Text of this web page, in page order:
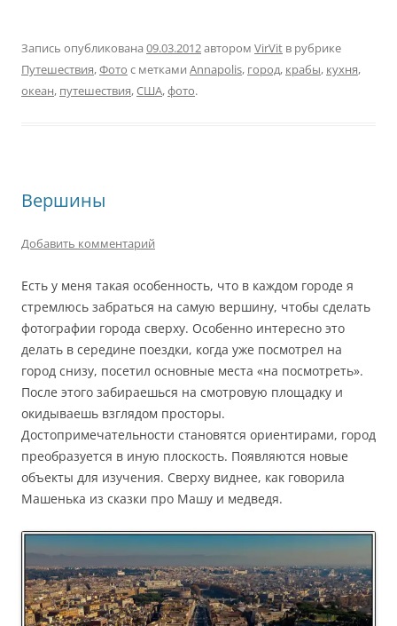
Запись опубликована 09.03.2012автором VirVit в рубрике
Путешествия,Фото с метками Annapolis, город, крабы, кухня,
океан, путешествия,США,фото.
Вершины
Добавить комментарий
Есть у меня такая особенность, что в каждом городе я
стремлюсь забраться на самую вершину, чтобы сделать
фотографии города сверху. Особенно интересно это
делать в середине поездки, когда уже посмотрел на
город снизу, посетил основные места «на посмотреть».
После этого забираешься на смотровую площадку и
окидываешь взглядом просторы.
Достопримечательности становятся ориентирами, город
преобразуется в иную плоскость. Появляются новые
объекты для изучения. Сверху виднее, как говорила
Машенька из сказки про Машу и медведя.